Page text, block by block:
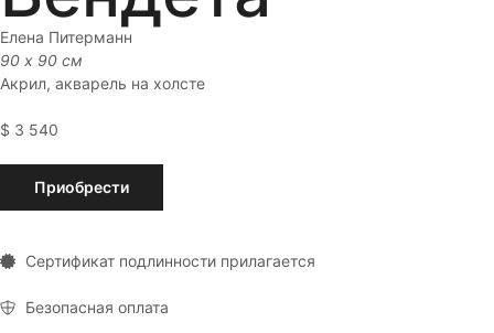
Елена Питерманн
90 x 90 см
Акрил, акварель на холсте
$ 3 540
Приобрести
Сертификат подлинности прилагается
Безопасная оплата